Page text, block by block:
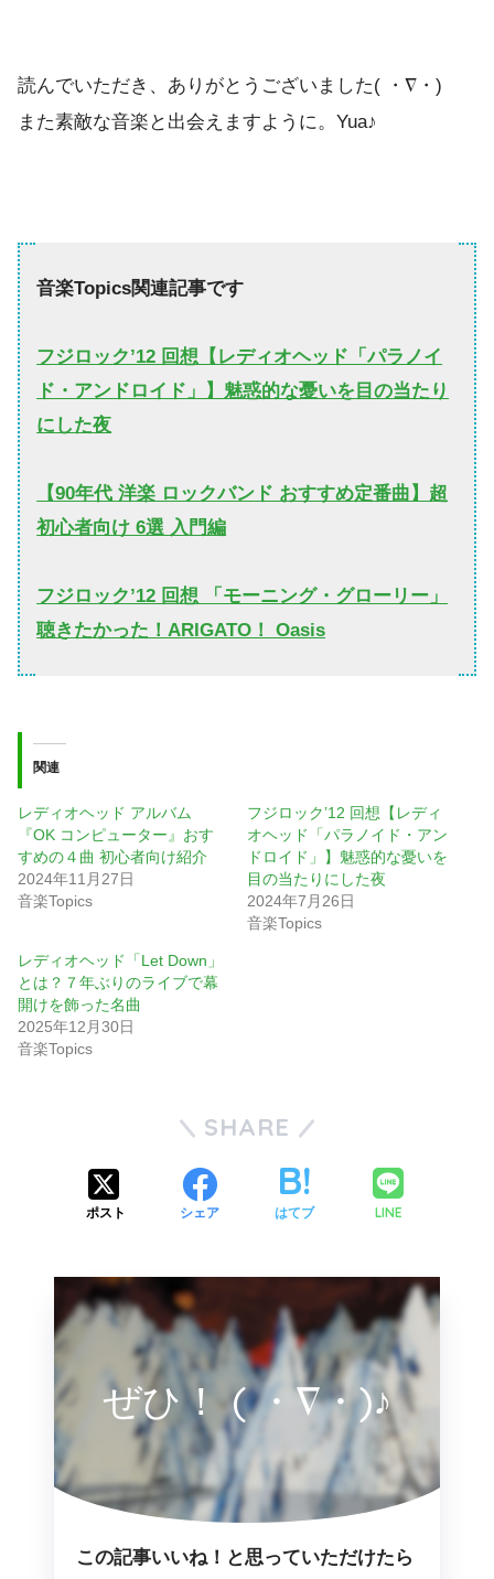
読んでいただき、ありがとうございました( ・∇・)
また素敵な音楽と出会えますように。Yua♪
音楽Topics関連記事です
フジロック’12 回想【レディオヘッド「パラノイ
ド・アンドロイド」】魅惑的な憂いを目の当たり
にした夜
【90年代 洋楽 ロックバンド おすすめ定番曲】超
初心者向け 6選 入門編
フジロック’12 回想 「モーニング・グローリー」
聴きたかった！ARIGATO！ Oasis
関連
レディオヘッド アルバム
『OK コンピューター』おす
すめの４曲 初心者向け紹介
2024年11月27日
音楽Topics
フジロック’12 回想【レディ
オヘッド「パラノイド・アン
ドロイド」】魅惑的な憂いを
目の当たりにした夜
2024年7月26日
音楽Topics
レディオヘッド「Let Down」
とは？７年ぶりのライブで幕
開けを飾った名曲
2025年12月30日
音楽Topics
SHARE
ポスト シェア はてブ LINE
ぜひ！ ( ・∇・)♪
この記事いいね！と思っていただけたら